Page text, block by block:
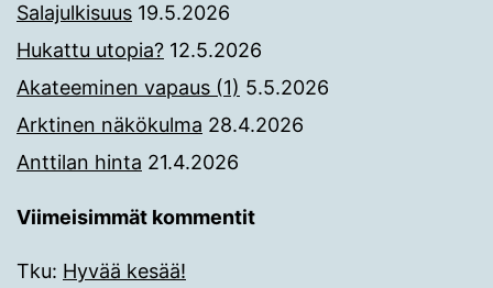
Salajulkisuus 19.5.2026
Hukattu utopia? 12.5.2026
Akateeminen vapaus (1) 5.5.2026
Arktinen näkökulma 28.4.2026
Anttilan hinta 21.4.2026
Viimeisimmät kommentit
Tku: Hyvää kesää!